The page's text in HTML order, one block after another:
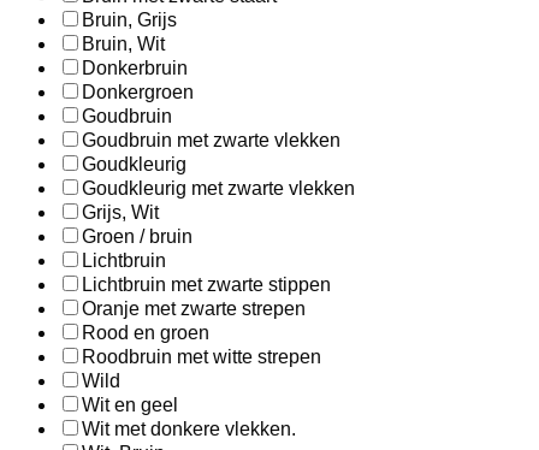
Bruin, Grijs
Bruin, Wit
Donkerbruin
Donkergroen
Goudbruin
Goudbruin met zwarte vlekken
Goudkleurig
Goudkleurig met zwarte vlekken
Grijs, Wit
Groen / bruin
Lichtbruin
Lichtbruin met zwarte stippen
Oranje met zwarte strepen
Rood en groen
Roodbruin met witte strepen
Wild
Wit en geel
Wit met donkere vlekken.